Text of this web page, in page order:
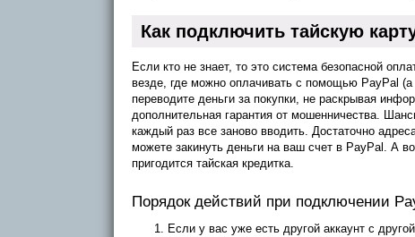
Как подключить тайскую
Если кто не знает, то это система безопасной
везде, где можно оплачивать с помощью PayPal
переводите деньги за покупки, не раскрывая
дополнительная гарантия от мошенничества.
каждый раз все заново вводить. Достаточно
можете закинуть деньги на ваш счет в PayPal. А
пригодится тайская кредитка.
Порядок действий при подключении
Если у вас уже есть другой аккаунт с